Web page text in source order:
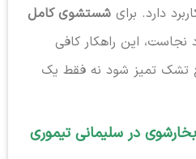
دارد. برای شستشوی کامل
این راهکار کافی
تشک تمیز شود نه فقط یک
در سلیمانی تیموری